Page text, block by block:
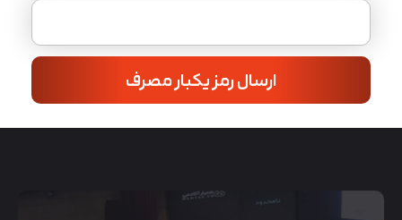
ارسال رمز یکبار مصرف